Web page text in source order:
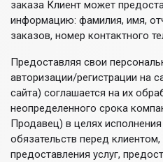
заказа Клиент может
информацию: фамилия, имя,
заказов, номер контактного
Предоставляя свои
авторизации/регистрации на
сайта) соглашается на их
неопределенного срока
Продавец) в целях
обязательств перед
предоставления услуг,